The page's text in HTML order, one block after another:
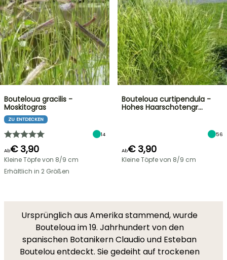
Bouteloua gracilis -
Moskitogras
ZU ENTDECKEN
14
Ab€ 3,90
Kleine Töpfe von 8/9 cm
Erhältlich in 2 Größen
Bouteloua curtipendula -
Hohes Haarschotengr…
56
Ab€ 3,90
Kleine Töpfe von 8/9 cm
Ursprünglich aus Amerika stammend, wurde
Bouteloua im 19. Jahrhundert von den
spanischen Botanikern Claudio und Esteban
Boutelou entdeckt. Sie gedeiht auf trockenen